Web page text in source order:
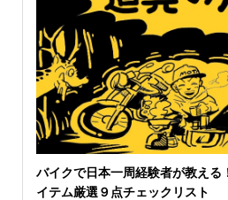
バイクで日本一周経験者が教える
イテム厳選９点チェックリスト